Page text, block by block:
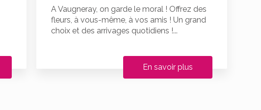
A Vaugneray, on garde le moral ! Offrez des
fleurs, à vous-même, à vos amis ! Un grand
choix et des arrivages quotidiens !...
En savoir plus